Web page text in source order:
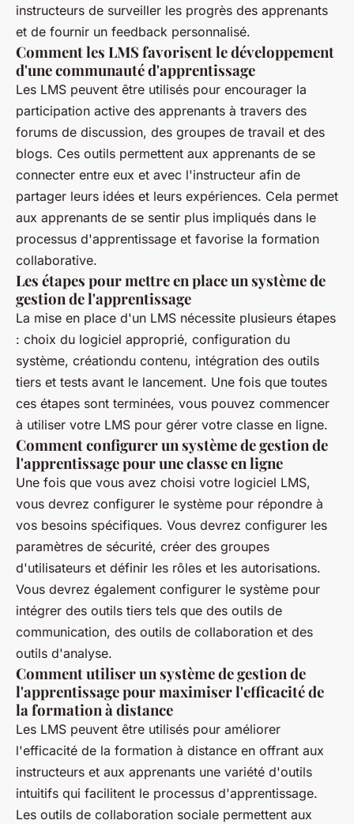
instructeurs de surveiller les progrès des apprenants
et de fournir un feedback personnalisé.
Comment les LMS favorisent le développement
d'une communauté d'apprentissage
Les LMS peuvent être utilisés pour encourager la
participation active des apprenants à travers des
forums de discussion, des groupes de travail et des
blogs. Ces outils permettent aux apprenants de se
connecter entre eux et avec l'instructeur afin de
partager leurs idées et leurs expériences. Cela permet
aux apprenants de se sentir plus impliqués dans le
processus d'apprentissage et favorise la formation
collaborative.
Les étapes pour mettre en place un système de
gestion de l'apprentissage
La mise en place d'un LMS nécessite plusieurs étapes
: choix du logiciel approprié, configuration du
système, créationdu contenu, intégration des outils
tiers et tests avant le lancement. Une fois que toutes
ces étapes sont terminées, vous pouvez commencer
à utiliser votre LMS pour gérer votre classe en ligne.
Comment configurer un système de gestion de
l'apprentissage pour une classe en ligne
Une fois que vous avez choisi votre logiciel LMS,
vous devrez configurer le système pour répondre à
vos besoins spécifiques. Vous devrez configurer les
paramètres de sécurité, créer des groupes
d'utilisateurs et définir les rôles et les autorisations.
Vous devrez également configurer le système pour
intégrer des outils tiers tels que des outils de
communication, des outils de collaboration et des
outils d'analyse.
Comment utiliser un système de gestion de
l'apprentissage pour maximiser l'efficacité de
la formation à distance
Les LMS peuvent être utilisés pour améliorer
l'efficacité de la formation à distance en offrant aux
instructeurs et aux apprenants une variété d'outils
intuitifs qui facilitent le processus d'apprentissage.
Les outils de collaboration sociale permettent aux